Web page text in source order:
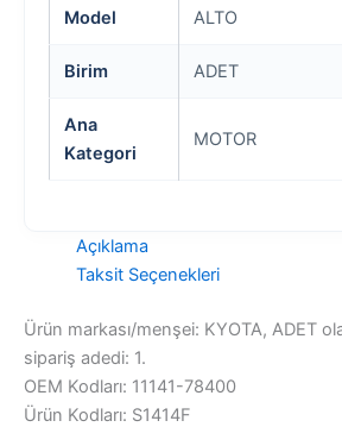
Model ALTO
Birim ADET
Ana
Kategori
MOTOR
Açıklama
Taksit Seçenekleri
Ürün markası/menşei: KYOTA, ADET
sipariş adedi: 1.
OEM Kodları: 11141-78400
Ürün Kodları: S1414F